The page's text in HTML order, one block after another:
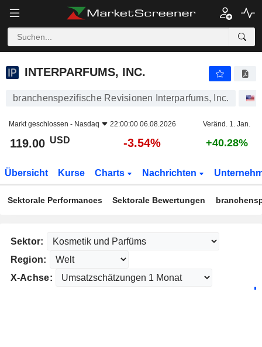
INTERPARFUMS, INC.
INTERPARFUMS, INC.
branchenspezifische Revisionen Interparfums, Inc.
Markt geschlossen - Nasdaq 22:00:00 06.08.2026 Veränd. 1. Jan.
119.00 USD -3.54% +40.28%
Übersicht Kurse Charts Nachrichten
Sektorale Performances Sektorale Bewertungen
Sektor:
Region:
X-Achse: